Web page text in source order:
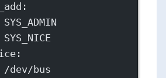
:
SYS_ADMIN
SYS_NICE
:
/dev/bus